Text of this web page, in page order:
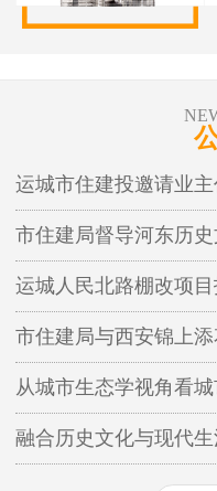
运城市住建投邀请业
市住建局督导河东历
运城人民北路棚改项
市住建局与西安锦上
从城市生态学视角看
融合历史文化与现代